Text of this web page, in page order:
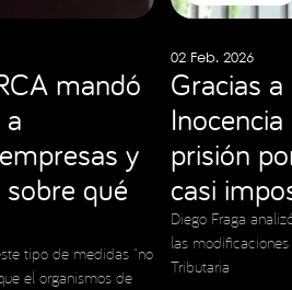
mandó
y
qué
tipo de medidas “no
el organismos de
02 Feb. 2026
Gracias
prisión
casi
Diego Fraga
las
Tributaria